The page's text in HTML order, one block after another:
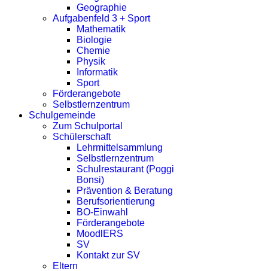
Geographie
Aufgabenfeld 3 + Sport
Mathematik
Biologie
Chemie
Physik
Informatik
Sport
Förderangebote
Selbstlernzentrum
Schulgemeinde
Zum Schulportal
Schülerschaft
Lehrmittelsammlung
Selbstlernzentrum
Schulrestaurant (Poggi
Bonsi)
Prävention & Beratung
Berufsorientierung
BO-Einwahl
Förderangebote
MoodlERS
SV
Kontakt zur SV
Eltern